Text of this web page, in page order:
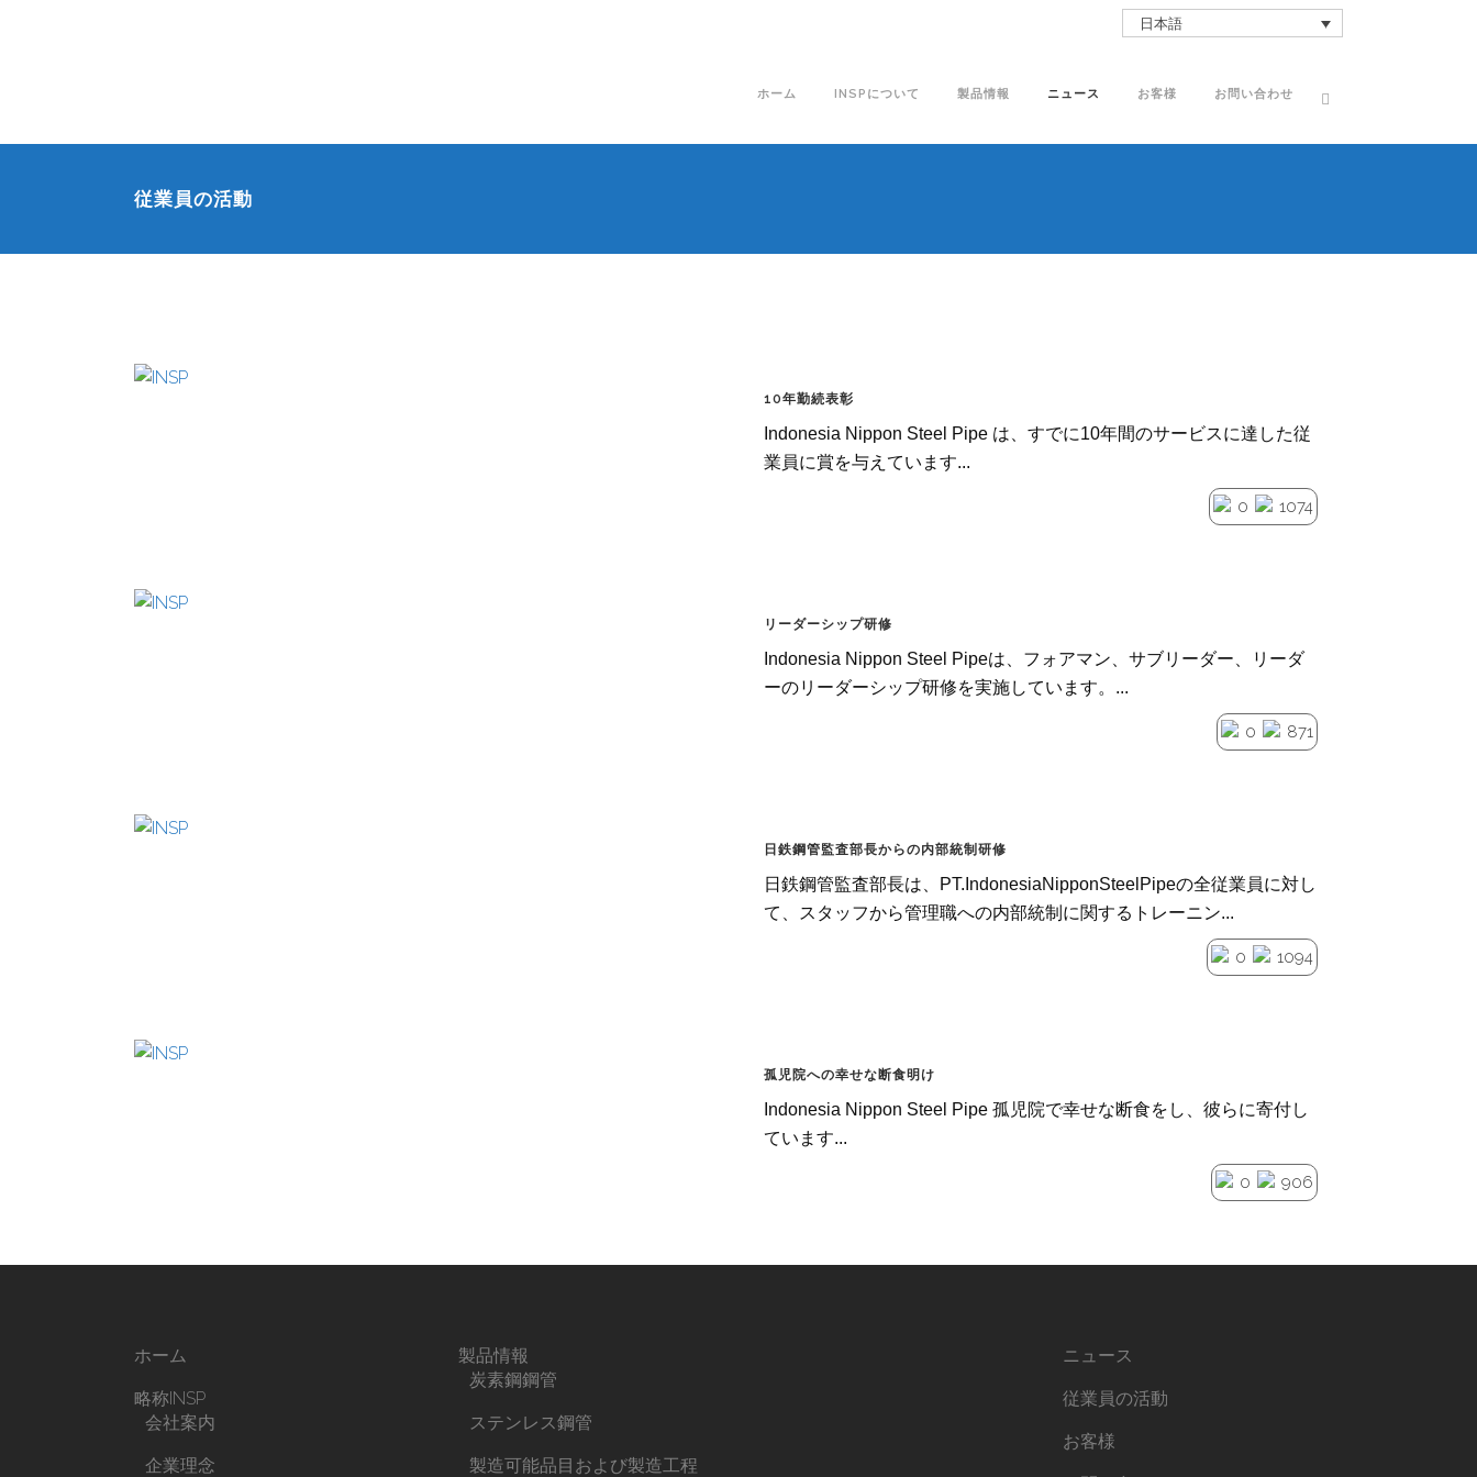
日本語
ホーム INSPについて 製品情報 ニュース お客様 お問い合わせ
従業員の活動
10年勤続表彰
Indonesia Nippon Steel Pipe は、すでに10年間のサービスに達した従
業員に賞を与えています...
0 1074
リーダーシップ研修
Indonesia Nippon Steel Pipeは、フォアマン、サブリーダー、リーダ
ーのリーダーシップ研修を実施しています。...
0 871
日鉄鋼管監査部長からの内部統制研修
日鉄鋼管監査部長は、PT.IndonesiaNipponSteelPipeの全従業員に対し
て、スタッフから管理職への内部統制に関するトレーニン...
0 1094
孤児院への幸せな断食明け
Indonesia Nippon Steel Pipe 孤児院で幸せな断食をし、彼らに寄付し
ています...
0 906
ホーム
略称INSP
会社案内
企業理念
製品情報
炭素鋼鋼管
ステンレス鋼管
製造可能品目および製造工程
ニュース
従業員の活動
お客様